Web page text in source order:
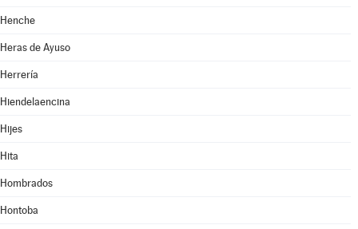
Henche
Heras de Ayuso
Herrería
Hiendelaencina
Hijes
Hita
Hombrados
Hontoba